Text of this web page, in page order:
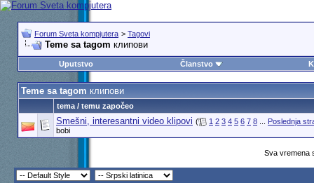
Forum Sveta kompjutera > Tagovi
Teme sa tagom клипови
Uputstvo Članstvo
Teme sa tagom клипови
tema / temu započeo
Smešni, interesantni video klipovi ( 1 2 3 4 5 6 7 8... Poslednja
bobi
Sva vremena